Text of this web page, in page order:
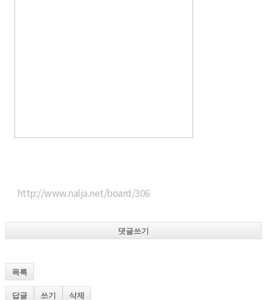
http://www.nalja.net/board/306
댓글쓰기
목록
답글 쓰기 삭제